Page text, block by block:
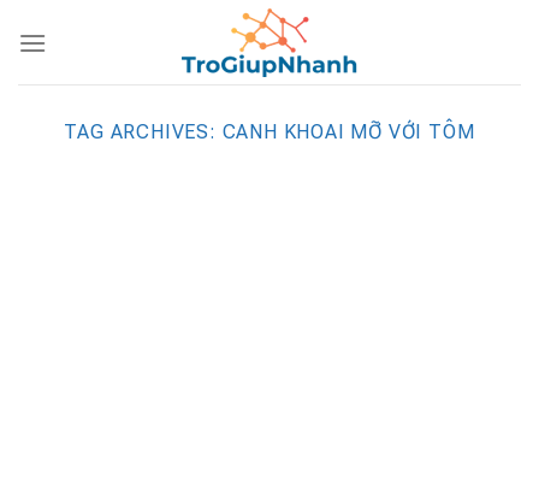
TAG ARCHIVES: CANH KHOAI MỠ VỚI TÔM